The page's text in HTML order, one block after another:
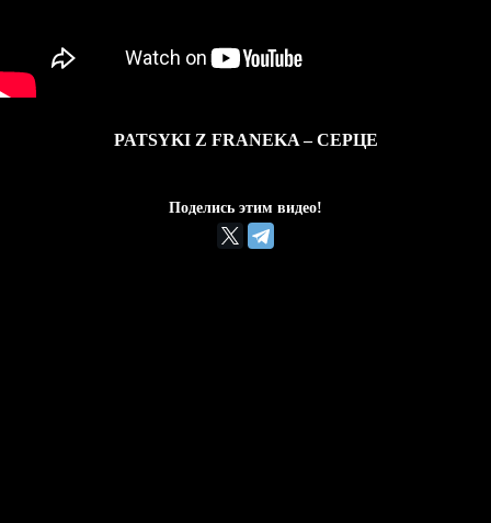
PATSYKI Z FRANEKA – СЕРЦЕ
Поделись этим видео!